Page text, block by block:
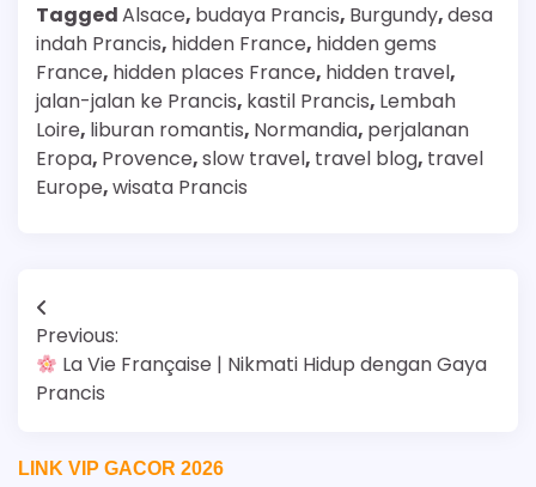
TaggedAlsace, budaya Prancis, Burgundy,desa
indah Prancis, hidden France, hidden gems
France, hidden places France, hidden travel,
jalan-jalan ke Prancis, kastil Prancis, Lembah
Loire, liburan romantis, Normandia, perjalanan
Eropa, Provence,slow travel, travel blog, travel
Europe,wisata Prancis
Post
navigation
Previous:
La Vie Française | Nikmati Hidup dengan Gaya
Prancis
LINK VIP GACOR 2026